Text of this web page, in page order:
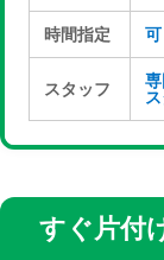
時間指定 可
スタッフ
専
すぐ片付